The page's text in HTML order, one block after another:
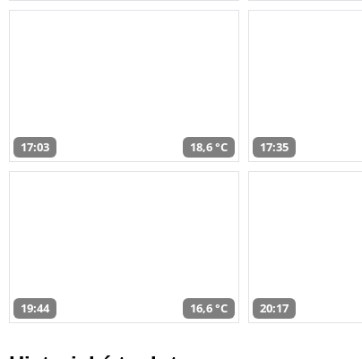
17:03 18,6 °C 17:35
19:44 16,6 °C 20:17